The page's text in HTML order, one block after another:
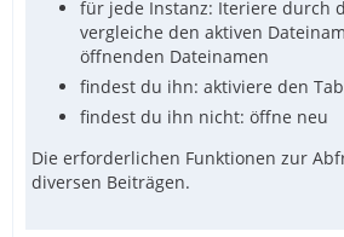
für jede Instanz: Iteriere durch
vergleiche den aktiven
öffnenden Dateinamen
findest du ihn: aktiviere den Tab
findest du ihn nicht: öffne neu
Die erforderlichen Funktionen zur
diversen Beiträgen.